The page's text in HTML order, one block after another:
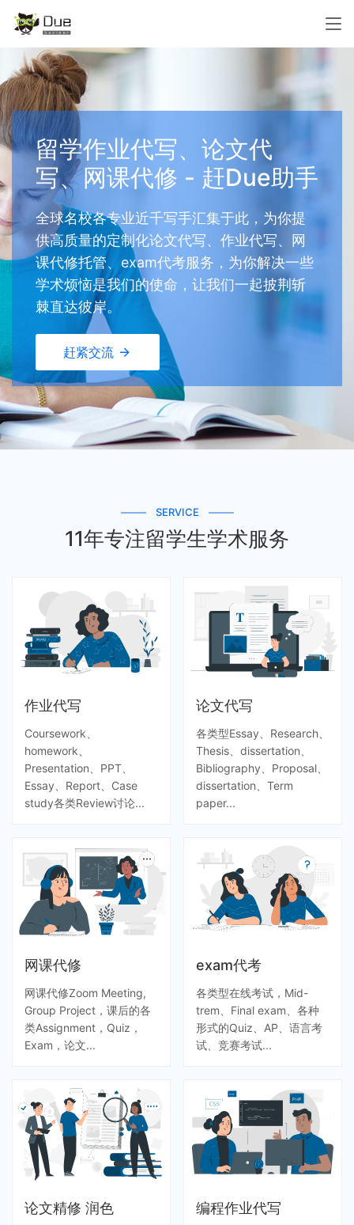
留学作业代写、论文代
写、网课代修 - 赶Due助手
全球名校各专业近千写手汇集于此，为你提
供高质量的定制化论文代写、作业代写、网
课代修托管、exam代考服务，为你解决一些
学术烦恼是我们的使命，让我们一起披荆斩
棘直达彼岸。
赶紧交流
11年专注留学生学术服务
SERVICE
作业代写
Coursework、
homework、
Presentation、PPT、
Essay、Report、Case
study各类Review讨论...
论文代写
各类型Essay、Research、
Thesis、dissertation、
Bibliography、Proposal、
dissertation、Term
paper...
网课代修
网课代修Zoom Meeting,
Group Project，课后的各
类Assignment，Quiz，
Exam，论文...
exam代考
各类型在线考试，Mid-
trem、Final exam、各种
形式的Quiz、AP、语言考
试、竞赛考试...
论文精修 润色 编程作业代写